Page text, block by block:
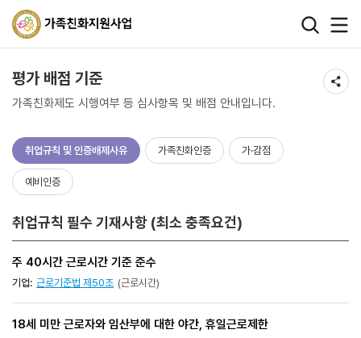
평가 배점 기준
가족친화제도 시행여부 등 심사항목 및 배점 안내입니다.
취업규칙 및 인증배제사유 가족친화인증 가·감점
예비인증
취업규칙 필수 기재사항 (최소 충족요건)
주 40시간 근로시간 기준 준수
기업: 근로기준법 제50조 (근로시간)
18세 미만 근로자와 임산부에 대한 야간, 휴일근로제한